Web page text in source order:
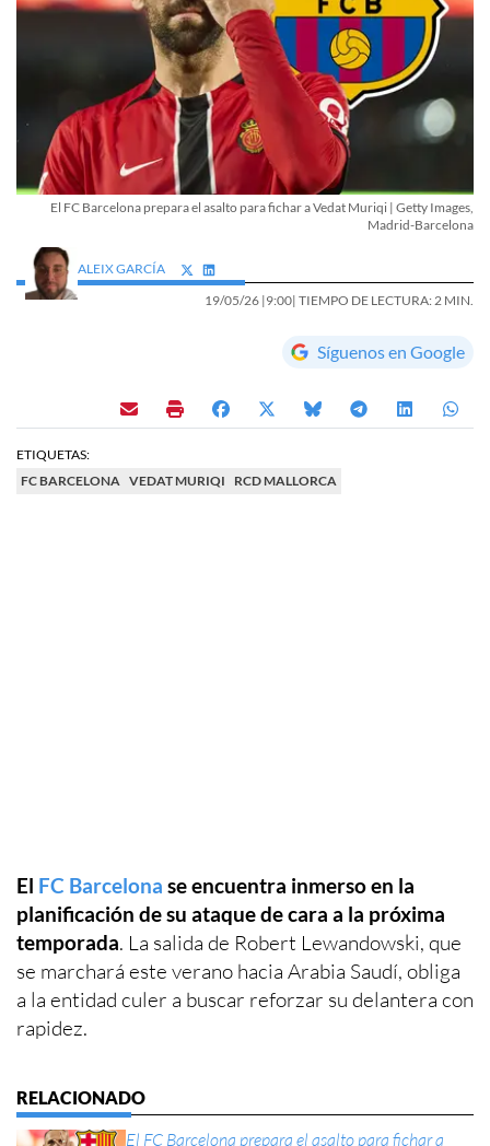
El FC Barcelona prepara el asalto para fichar a Vedat Muriqi | Getty Images,
Madrid-Barcelona
ALEIX GARCÍA
19/05/26 |9:00| TIEMPO DE LECTURA: 2 MIN.
Síguenos en Google
ETIQUETAS:
FC BARCELONA VEDAT MURIQI RCD MALLORCA
El FC Barcelona se encuentra inmerso en la
planificación de su ataque de cara a la próxima
temporada. La salida de Robert Lewandowski, que
se marchará este verano hacia Arabia Saudí, obliga
a la entidad culer a buscar reforzar su delantera con
rapidez.
El FC Barcelona prepara el asalto para fichar a